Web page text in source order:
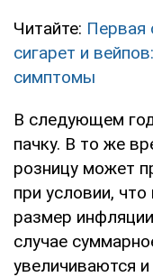
Читайте: Первая
сигарет и
симптомы
В следующем
пачку. В то же
розницу может
при условии,
размер
случае
увеличиваются